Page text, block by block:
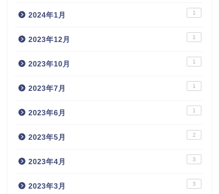
2024年1月 1
2023年12月 1
2023年10月 1
2023年7月 1
2023年6月 1
2023年5月 2
2023年4月 3
2023年3月 3